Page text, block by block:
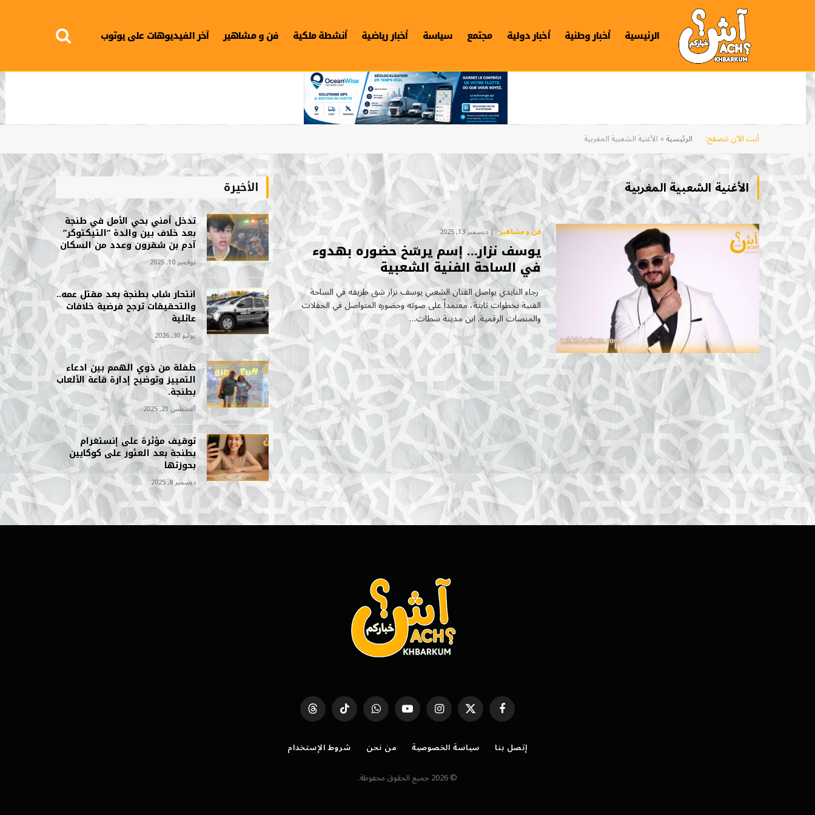
الرئيسية أخبار وطنية أخبار دولية مجتمع سياسة أخبار رياضية أنشطة ملكية فن و مشاهير آخر الفيديوهات على يوتوب
أنت الآن تتصفح: الرئيسية»الأغنية الشعبية المغربية
الأغنية الشعبية المغربية
فن و مشاهير ديسمبر 13, 2025
يوسف نزار… إسم يرسّخ حضوره بهدوء
في الساحة الفنية الشعبية
رجاء النايدي يواصل الفنان الشعبي يوسف نزار شق طريقه في الساحة
الفنية بخطوات ثابتة، معتمداً على صوته وحضوره المتواصل في الحفلات
والمنصات الرقمية. ابن مدينة سطات…
الأخيرة
تدخل أمني بحي الأمل في طنجة
بعد خلاف بين والدة “التيكتوكر”
آدم بن شقرون وعدد من السكان
نوفمبر 10, 2025
انتحار شاب بطنجة بعد مقتل عمه..
والتحقيقات ترجح فرضية خلافات
عائلية
يوليو 30, 2026
طفلة من ذوي الهمم بين ادعاء
التمييز وتوضيح إدارة قاعة الألعاب
بطنجة.
أغسطس 21, 2025
توقيف مؤثرة على إنستغرام
بطنجة بعد العثور على كوكايين
بحوزتها
ديسمبر 8, 2025
فيسبوك X
(Twitter)
الانستغراميوتيوب واتساب تيكتوك Threads
إتصل بنا سياسة الخصوصية من نحن
شروط الإستخدام
© 2026 جميع الحقوق محفوظة.